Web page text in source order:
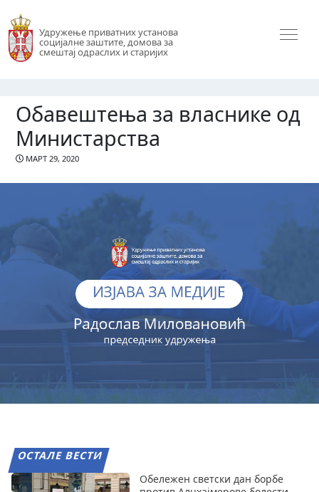
Удружење приватних установа
социјалне заштите, домова за
смештај одраслих и старијих
Обавештења за власнике од
Министарства
МАРТ 29, 2020
ОСТАЛЕ ВЕСТИ
Обележен светски дан борбе